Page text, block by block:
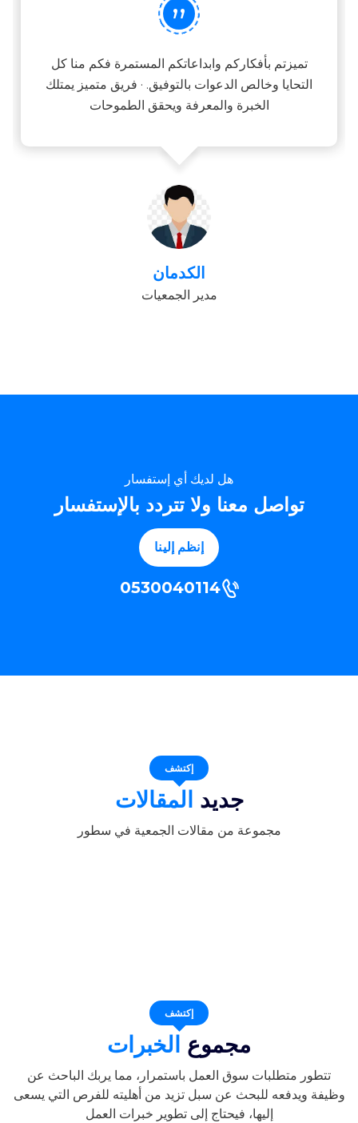
”
تميزتم بأفكاركم وابداعاتكم المستمرة فكم منا كل
التحايا وخالص الدعوات بالتوفيق. · فريق متميز يمتلك
الخبرة والمعرفة ويحقق الطموحات
الكدمان
مدير الجمعيات
هل لديك أي إستفسار
تواصل معنا ولا تتردد بالإستفسار
إنظم إلينا
0530040114
إكتشف
جديدالمقالات
مجموعة من مقالات الجمعية في سطور
إكتشف
مجموعالخبرات
تتطور متطلبات سوق العمل باستمرار، مما يربك الباحث عن
وظيفة ويدفعه للبحث عن سبل تزيد من أهليته للفرص التي يسعى
إليها، فيحتاج إلى تطوير خبرات العمل